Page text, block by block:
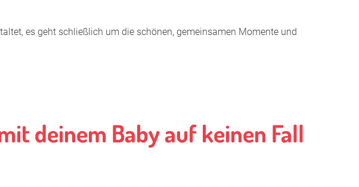
es geht schließlich um die schönen, gemeinsamen Momente und
deinem Baby auf keinen Fall